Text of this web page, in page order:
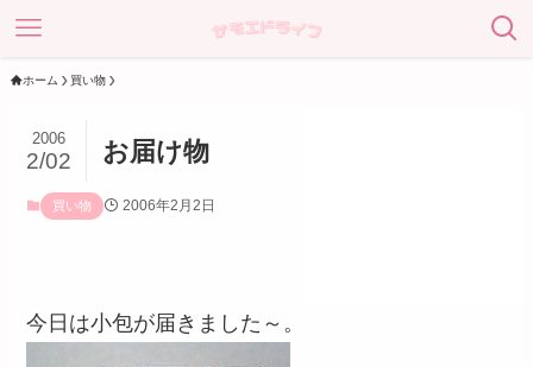
ホーム 買い物
お届け物
2006
2/02
買い物 2006年2月2日
今日は小包が届きました～。